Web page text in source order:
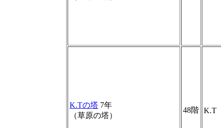
K.Tの塔 7年
（草原の塔）
48階 K.T